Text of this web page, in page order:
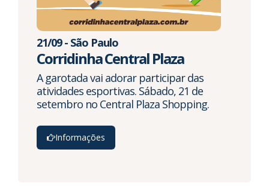
21/09 - São Paulo
Corridinha Central Plaza
A garotada vai adorar participar das
atividades esportivas. Sábado, 21 de
setembro no Central Plaza Shopping.
Informações